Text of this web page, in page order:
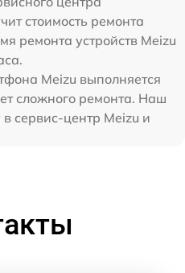
стоимость ремонта
ремонта устройств Meizu
Meizu выполняется
сложного ремонта. Наш
сервис-центр Meizu и